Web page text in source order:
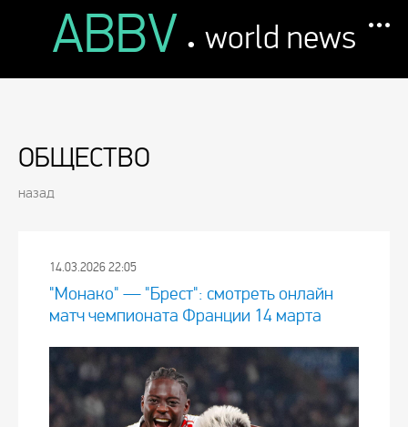
ABBV . world news
ОБЩЕСТВО
назад
14.03.2026 22:05
"Монако" — "Брест": смотреть онлайн
матч чемпионата Франции 14 марта